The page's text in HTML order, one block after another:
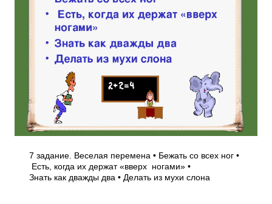
7 задание. Веселая перемена • Бежать со всех ног •
Есть, когда их держат «вверх ногами» •
Знать как дважды два • Делать из мухи слона